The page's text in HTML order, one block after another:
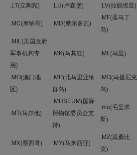
.LT(立陶宛)
.LU(卢森堡) .LV(拉脱维亚)
.MC(摩纳哥) .MD(摩尔多瓦)
.MF(圣马丁
岛)
.MIL(美国政府
军事机构专
用)
.MK(马其顿) .ML(马里)
.MO(澳门地
区)
.MP(北马里亚纳
群岛)
.MQ(马提尼克
岛)
.MT(马尔他)
.MUSEUM(国际
博物馆委员会支
持)
.mu(毛里求
斯)
.MX(墨西哥) .MY(马来西亚)
.MZ(莫桑比
克)